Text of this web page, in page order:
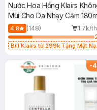
Nước Hoa Hồng Klairs
Mùi Cho Da Nhạy Cảm
4.8 (148)
1.7k/
Bill Klairs từ 299k Tặng Mặt Nạ
25ml (SL Có Hạn)
-